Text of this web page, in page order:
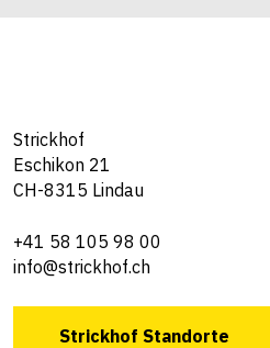
Strickhof
Eschikon 21
CH-8315 Lindau
+41 58 105 98 00
info@strickhof.ch
Strickhof Standorte